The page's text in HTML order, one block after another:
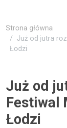
Strona główna
Już od jutra
Łodzi
Już od
Festiwal
Łodzi